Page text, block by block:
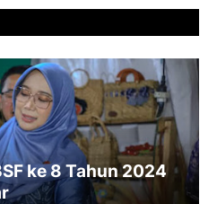
ke 8 Tahun 2024